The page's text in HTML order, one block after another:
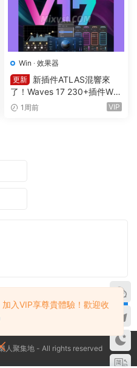
Win · 效果器
更新
新插件ATLAS混響來
了！Waves 17 230+插件Wa
ves Ultimate v2026.07.27 In
1周前 VIP
提交
聚集地 - All rights reserved
入VIP享尊貴體驗！歡迎收